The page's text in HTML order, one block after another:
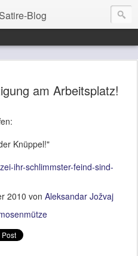
Blog
am Arbeitsplatz!
Knüppel!"
ihr-schlimmster-feind-sind-
2010 von Aleksandar Jožvaj